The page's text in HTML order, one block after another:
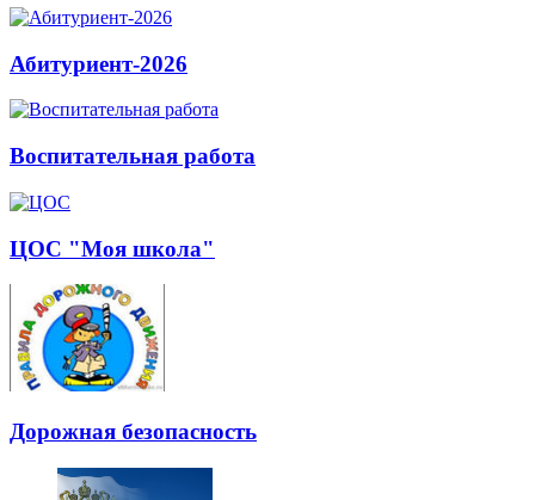
Абитуриент-2026
Воспитательная работа
ЦОС "Моя школа"
Дорожная безопасность